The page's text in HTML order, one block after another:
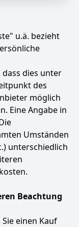
u.ä. bezieht
dies unter
des
möglich
Eine Angabe in
Umständen
unterschiedlich
Beachtung
einen Kauf